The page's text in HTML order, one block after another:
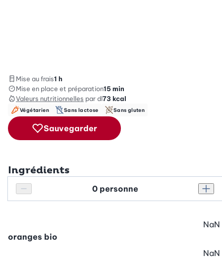
Mise au frais1 h
Mise en place et préparation15 min
Valeurs nutritionnelles par dl73 kcal
Végétarien Sans lactose Sans gluten
Sauvegarder
Ingrédients
Réduire le nombre de personnes
Personnes
oranges bio
NaN
NaN